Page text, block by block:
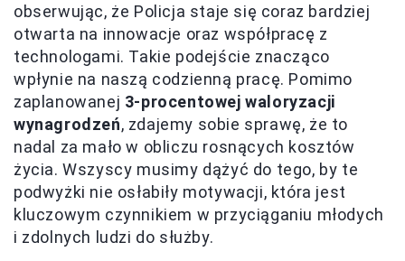
obserwując, że Policja staje się coraz bardziej
otwarta na innowacje oraz współpracę z
technologami. Takie podejście znacząco
wpłynie na naszą codzienną pracę. Pomimo
zaplanowanej 3-procentowej waloryzacji
wynagrodzeń, zdajemy sobie sprawę, że to
nadal za mało w obliczu rosnących kosztów
życia. Wszyscy musimy dążyć do tego, by te
podwyżki nie osłabiły motywacji, która jest
kluczowym czynnikiem w przyciąganiu młodych
i zdolnych ludzi do służby.